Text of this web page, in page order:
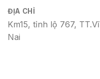
ĐỊA CHỈ
Km15, tỉnh lộ 767,
Nai